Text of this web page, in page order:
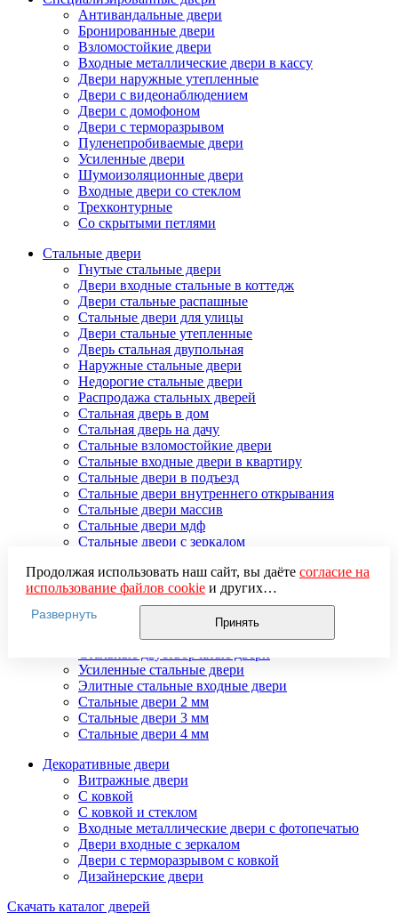
Антивандальные двери
Бронированные двери
Взломостойкие двери
Входные металлические двери в кассу
Двери наружные утепленные
Двери с видеонаблюдением
Двери с домофоном
Двери с терморазрывом
Пуленепробиваемые двери
Усиленные двери
Шумоизоляционные двери
Входные двери со стеклом
Трехконтурные
Со скрытыми петлями
Стальные двери
Гнутые стальные двери
Двери входные стальные в коттедж
Двери стальные распашные
Стальные двери для улицы
Двери стальные утепленные
Дверь стальная двупольная
Наружные стальные двери
Недорогие стальные двери
Распродажа стальных дверей
Стальная дверь в дом
Стальная дверь на дачу
Стальные взломостойкие двери
Стальные входные двери в квартиру
Стальные двери в подъезд
Стальные двери внутреннего открывания
Стальные двери массив
Стальные двери мдф
Стальные двери с зеркалом
Стальные двери с порошковым напылением
Стальные двери с терморазрывом
Стальные двери с шумоизоляцией
Стальные двери со стеклом
Стальные двери тамбурные
Усиленные стальные двери
Элитные стальные входные двери
Стальные двери 2 мм
Стальные двери 3 мм
Стальные двери 4 мм
Декоративные двери
Витражные двери
С ковкой
С ковкой и стеклом
Входные металлические двери с фотопечатью
Двери входные с зеркалом
Двери с терморазрывом с ковкой
Дизайнерские двери
Скачать каталог дверей
Продолжая использовать наш сайт, вы даёте согласие на
использование файлов cookieи других
пользовательских данных (включая IP-адрес, сведения о
местоположении, устройстве, действиях на сайте и т. п.)
для функционирования сайта, проведения
использования систем аналитики (например,
Яндекс.Метрика), в соответствии с нашей
обработки персональных данных.
Если вы не хотите, чтобы ваши данные обрабатывались,
настройте ограничения в браузере или покиньте сайт.
Развернуть
Принять